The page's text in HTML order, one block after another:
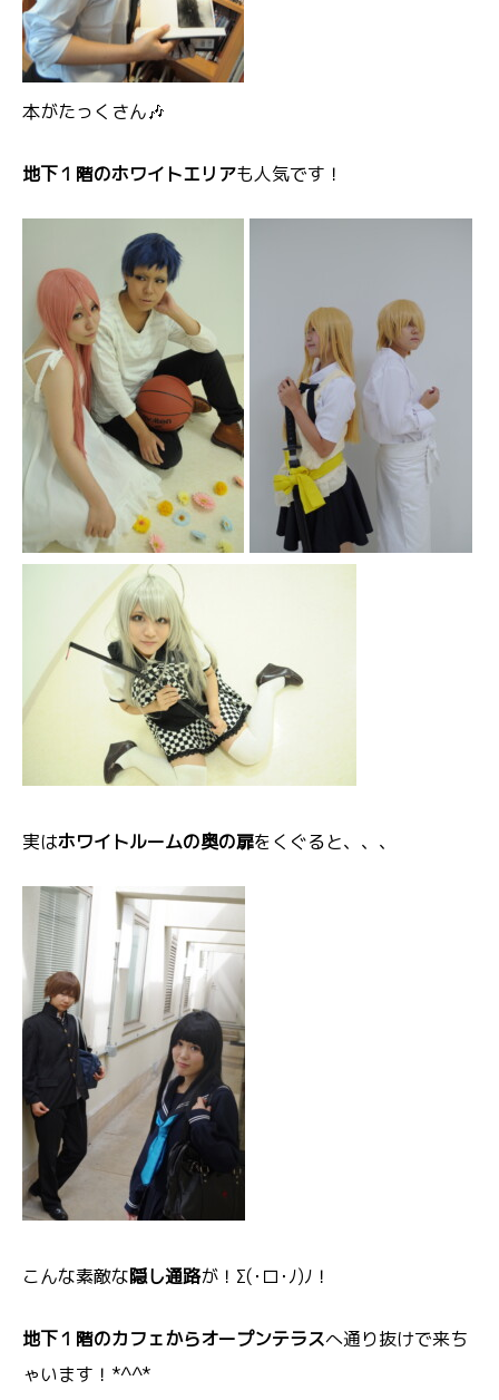
本がたっくさん🎶
地下１階のホワイトエリアも人気です！
実はホワイトルームの奥の扉をくぐると、、、
こんな素敵な隠し通路が！Σ(･ロ･ﾉ)ﾉ！
地下１階のカフェからオープンテラスへ通り抜けで来ち
ゃいます！*^^*